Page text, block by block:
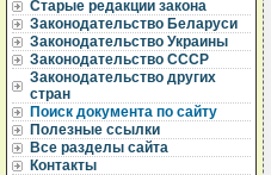
Старые редакции закона
Законодательство Беларуси
Законодательство Украины
Законодательство СССР
Законодательство других
стран
Поиск документа по сайту
Полезные ссылки
Все разделы сайта
Контакты